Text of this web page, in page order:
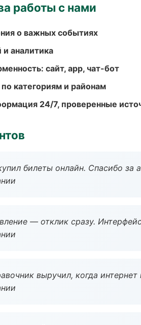
работы с нами
о важных событиях
и аналитика
сайт, app, чат-бот
категориям и районам
24/7, проверенные
билеты онлайн. Спасибо за
— отклик сразу.
выручил, когда интернет